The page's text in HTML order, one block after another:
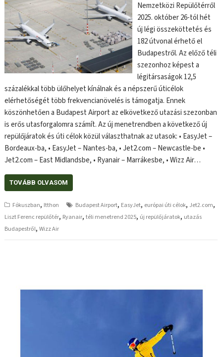
Nemzetközi Repülőtérről
2025. október 26-tól hét
új légi összeköttetés és
182 útvonal érhető el
Budapestről. Az előző téli
szezonhoz képest a
légitársaságok 12,5
százalékkal több ülőhelyet kínálnak és a népszerű úticélok
elérhetőségét több frekvencianövelés is támogatja. Ennek
köszönhetően a Budapest Airport az elkövetkező utazási szezonban
is erős utasforgalomra számít. Az új menetrendben a következő új
repülőjáratok és úti célok közül választhatnak az utasok: • EasyJet –
Bordeaux-ba, • EasyJet – Nantes-ba, • Jet2.com – Newcastle-be •
Jet2.com – East Midlandsbe, • Ryanair – Marrákesbe, • Wizz Air…
TOVÁBB OLVASOM
Fókuszban, Itthon Budapest Airport, EasyJet, európai úti célok, Jet2.com,
Liszt Ferenc repülőtér, Ryanair,téli menetrend 2025, új repülőjáratok, utazás
Budapestről,Wizz Air